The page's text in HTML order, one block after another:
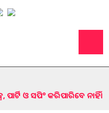
ପାର୍ଟି ଓ ସପି° କରିପାରିବେ ନାହିଁ।